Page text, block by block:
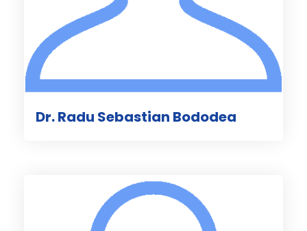
Dr. Radu Sebastian Bododea